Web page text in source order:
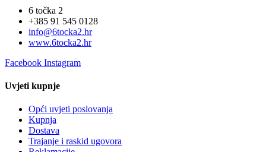
6 točka 2
+385 91 545 0128
info@6tocka2.hr
www.6tocka2.hr
Facebook Instagram
Uvjeti kupnje
Opći uvjeti poslovanja
Kupnja
Dostava
Trajanje i raskid ugovora